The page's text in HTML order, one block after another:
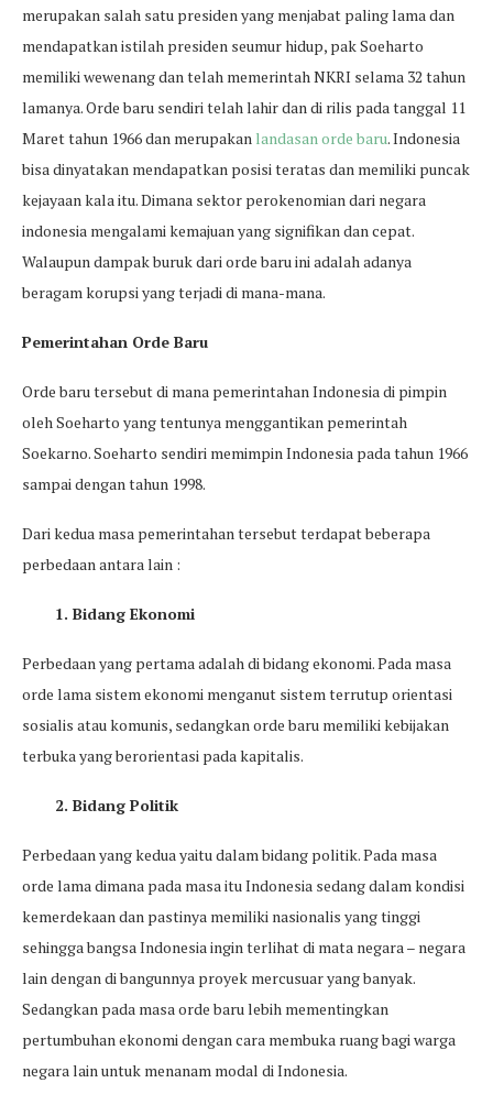
merupakan salah satu presiden yang menjabat paling lama dan
mendapatkan istilah presiden seumur hidup, pak Soeharto
memiliki wewenang dan telah memerintah NKRI selama 32 tahun
lamanya. Orde baru sendiri telah lahir dan di rilis pada tanggal 11
Maret tahun 1966 dan merupakan landasan orde baru. Indonesia
bisa dinyatakan mendapatkan posisi teratas dan memiliki puncak
kejayaan kala itu. Dimana sektor perokenomian dari negara
indonesia mengalami kemajuan yang signifikan dan cepat.
Walaupun dampak buruk dari orde baru ini adalah adanya
beragam korupsi yang terjadi di mana-mana.
Pemerintahan Orde Baru
Orde baru tersebut di mana pemerintahan Indonesia di pimpin
oleh Soeharto yang tentunya menggantikan pemerintah
Soekarno. Soeharto sendiri memimpin Indonesia pada tahun 1966
sampai dengan tahun 1998.
Dari kedua masa pemerintahan tersebut terdapat beberapa
perbedaan antara lain :
1. Bidang Ekonomi
Perbedaan yang pertama adalah di bidang ekonomi. Pada masa
orde lama sistem ekonomi menganut sistem terrutup orientasi
sosialis atau komunis, sedangkan orde baru memiliki kebijakan
terbuka yang berorientasi pada kapitalis.
2. Bidang Politik
Perbedaan yang kedua yaitu dalam bidang politik. Pada masa
orde lama dimana pada masa itu Indonesia sedang dalam kondisi
kemerdekaan dan pastinya memiliki nasionalis yang tinggi
sehingga bangsa Indonesia ingin terlihat di mata negara – negara
lain dengan di bangunnya proyek mercusuar yang banyak.
Sedangkan pada masa orde baru lebih mementingkan
pertumbuhan ekonomi dengan cara membuka ruang bagi warga
negara lain untuk menanam modal di Indonesia.